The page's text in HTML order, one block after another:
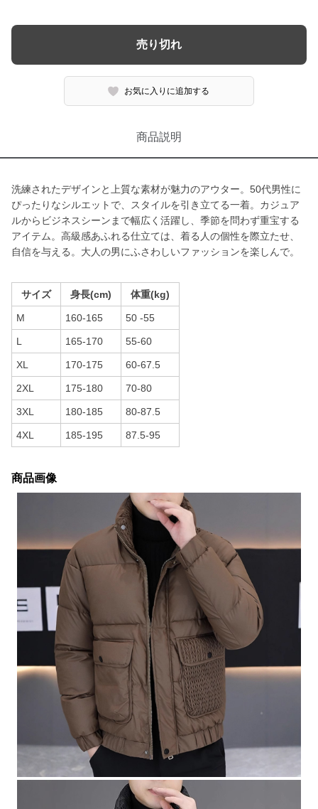
売り切れ
お気に入りに追加する
商品説明
洗練されたデザインと上質な素材が魅力のアウター。50代男性に
ぴったりなシルエットで、スタイルを引き立てる一着。カジュア
ルからビジネスシーンまで幅広く活躍し、季節を問わず重宝する
アイテム。高級感あふれる仕立ては、着る人の個性を際立たせ、
自信を与える。大人の男にふさわしいファッションを楽しんで。
サイズ 身長(cm) 体重(kg)
M 160-165 50 -55
L 165-170 55-60
XL 170-175 60-67.5
2XL 175-180 70-80
3XL 180-185 80-87.5
4XL 185-195 87.5-95
商品画像